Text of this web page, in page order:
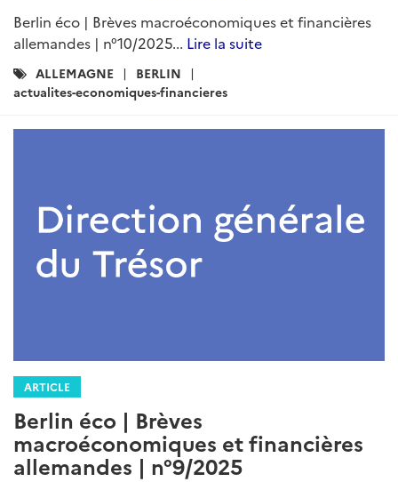
Berlin éco | Brèves macroéconomiques et financières
allemandes | n°10/2025... Lire la suite
Catégories
:
ALLEMAGNE
BERLIN
actualites-economiques-financieres
ARTICLE
Berlin éco | Brèves
macroéconomiques et financières
allemandes | n°9/2025